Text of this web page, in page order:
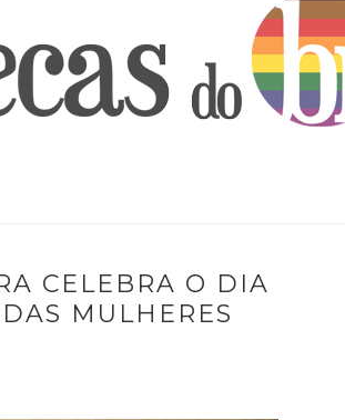
CELEBRA O DIA
MULHERES